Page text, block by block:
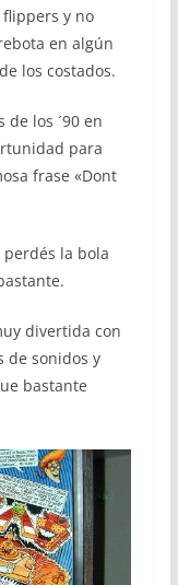
y no
en algún
los costados.
los ´90 en
para
frase «Dont
la bola
divertida con
de sonidos y
bastante